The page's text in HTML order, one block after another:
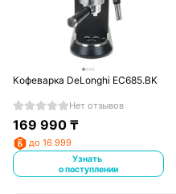
Кофеварка DeLonghi EC685.BK
Нет отзывов
169 990₸
до 16 999
Узнать
о поступлении